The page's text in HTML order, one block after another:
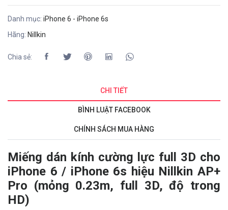
Danh mục: iPhone 6 - iPhone 6s
Hãng: Nillkin
Chia sẻ:
CHI TIẾT
BÌNH LUẬT FACEBOOK
CHÍNH SÁCH MUA HÀNG
Miếng dán kính cường lực full 3D cho
iPhone 6 / iPhone 6s hiệu Nillkin AP+
Pro (mỏng 0.23m, full 3D, độ trong
HD)